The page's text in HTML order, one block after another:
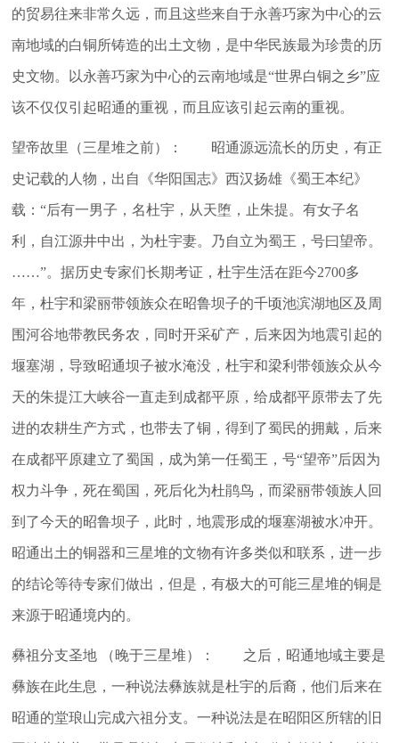
的贸易往来非常久远，而且这些来自于永善巧家为中心的云
南地域的白铜所铸造的出土文物，是中华民族最为珍贵的历
史文物。以永善巧家为中心的云南地域是“世界白铜之乡”应
该不仅仅引起昭通的重视，而且应该引起云南的重视。
望帝故里（三星堆之前）： 昭通源远流长的历史，有正
史记载的人物，出自《华阳国志》西汉扬雄《蜀王本纪》
载：“后有一男子，名杜宇，从天堕，止朱提。有女子名
利，自江源井中出，为杜宇妻。乃自立为蜀王，号曰望帝。
……”。据历史专家们长期考证，杜宇生活在距今2700多
年，杜宇和梁丽带领族众在昭鲁坝子的千顷池滨湖地区及周
围河谷地带教民务农，同时开采矿产，后来因为地震引起的
堰塞湖，导致昭通坝子被水淹没，杜宇和梁利带领族众从今
天的朱提江大峡谷一直走到成都平原，给成都平原带去了先
进的农耕生产方式，也带去了铜，得到了蜀民的拥戴，后来
在成都平原建立了蜀国，成为第一任蜀王，号“望帝”后因为
权力斗争，死在蜀国，死后化为杜鹃鸟，而梁丽带领族人回
到了今天的昭鲁坝子，此时，地震形成的堰塞湖被水冲开。
昭通出土的铜器和三星堆的文物有许多类似和联系，进一步
的结论等待专家们做出，但是，有极大的可能三星堆的铜是
来源于昭通境内的。
彝祖分支圣地 （晚于三星堆）： 之后，昭通地域主要是
彝族在此生息，一种说法彝族就是杜宇的后裔，他们后来在
昭通的堂琅山完成六祖分支。一种说法是在昭阳区所辖的旧